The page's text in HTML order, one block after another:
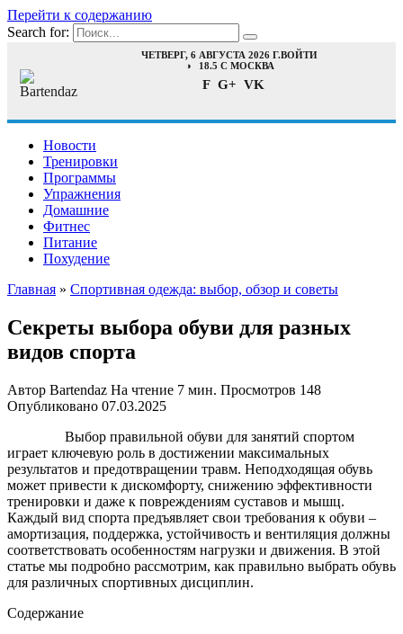
Перейти к содержанию
Search for:
ЧЕТВЕРГ, 6 АВГУСТА 2026 Г.ВОЙТИ
18.5 C МОСКВА
F G+ VK
Новости
Тренировки
Программы
Упражнения
Домашние
Фитнес
Питание
Похудение
Главная » Спортивная одежда: выбор, обзор и советы
Секреты выбора обуви для разных
видов спорта
Автор Bartendaz На чтение 7 мин. Просмотров 148
Опубликовано 07.03.2025
Выбор правильной обуви для занятий спортом
играет ключевую роль в достижении максимальных
результатов и предотвращении травм. Неподходящая обувь
может привести к дискомфорту, снижению эффективности
тренировки и даже к повреждениям суставов и мышц.
Каждый вид спорта предъявляет свои требования к обуви –
амортизация, поддержка, устойчивость и вентиляция должны
соответствовать особенностям нагрузки и движения. В этой
статье мы подробно рассмотрим, как правильно выбрать обувь
для различных спортивных дисциплин.
Содержание